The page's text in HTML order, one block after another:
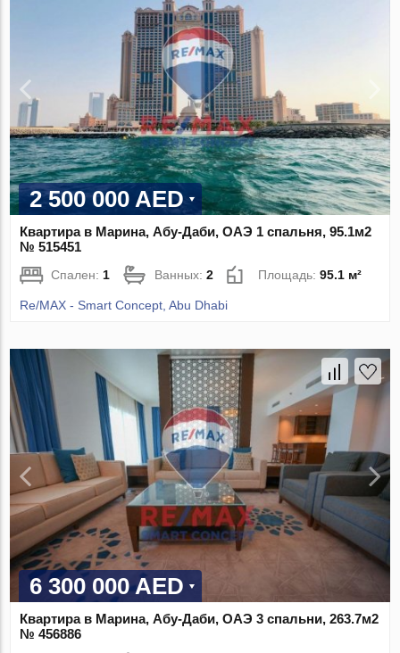
2 500 000 AED
Квартира в Марина, Абу-Даби, ОАЭ 1 спальня, 95.1м2
№ 515451
Спален: 1 Ванных:2 Площадь:95.1 м²
Re/MAX - Smart Concept, Abu Dhabi
6 300 000 AED
Квартира в Марина, Абу-Даби, ОАЭ 3 спальни, 263.7м2
№ 456886